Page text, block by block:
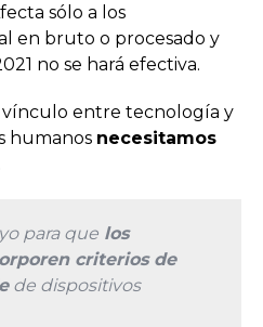
sólo a los
en bruto o procesado y
no se hará efectiva.
vínculo entre tecnología y
humanos necesitamos
para que los
criterios de
de dispositivos